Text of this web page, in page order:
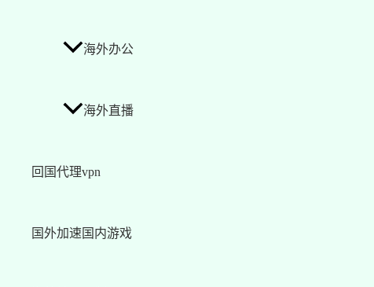
海外办公
海外直播
回国代理vpn
国外加速国内游戏